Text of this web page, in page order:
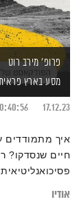
פרופ' מירב רוט
מסע בארץ
17.12.23
איך מתמודדים
חיים שנסדקו?
אודיו